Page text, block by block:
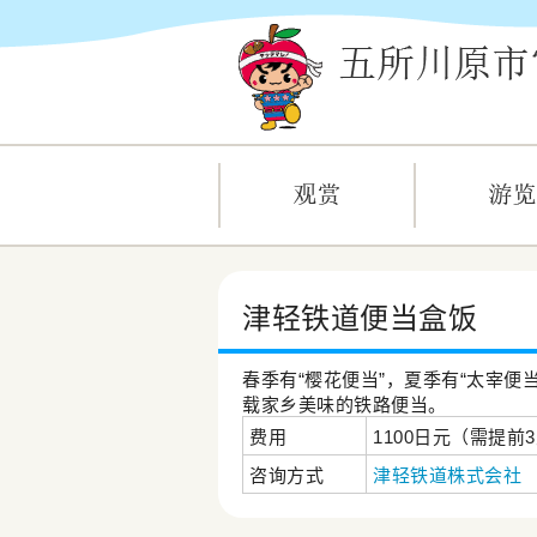
津轻铁道便当盒饭
春季有“樱花便当”，夏季有“太宰便
载家乡美味的铁路便当。
费用
1100日元（需提前
咨询方式
津轻铁道株式会社